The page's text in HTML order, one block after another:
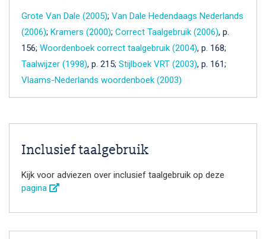
Grote Van Dale (2005); Van Dale Hedendaags Nederlands
(2006); Kramers (2000); Correct Taalgebruik (2006), p.
156; Woordenboek correct taalgebruik (2004), p. 168;
Taalwijzer (1998), p. 215; Stijlboek VRT (2003), p. 161;
Vlaams-Nederlands woordenboek (2003)
Inclusief taalgebruik
Kijk voor adviezen over inclusief taalgebruik op deze
pagina